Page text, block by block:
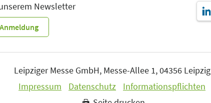
Newsletter
Leipziger Messe GmbH, Messe-Allee 1, 04356 Leipzig
Impressum
Datenschutz
Informationspflichten